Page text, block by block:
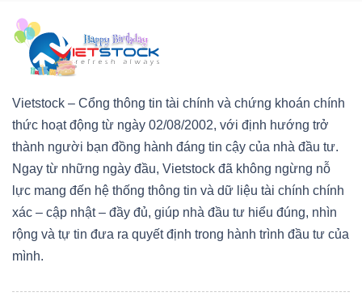
Vietstock – Cổng thông tin tài chính và chứng khoán chính
thức hoạt động từ ngày 02/08/2002, với định hướng trở
thành người bạn đồng hành đáng tin cậy của nhà đầu tư.
Ngay từ những ngày đầu, Vietstock đã không ngừng nỗ
lực mang đến hệ thống thông tin và dữ liệu tài chính chính
xác – cập nhật – đầy đủ, giúp nhà đầu tư hiểu đúng, nhìn
rộng và tự tin đưa ra quyết định trong hành trình đầu tư của
mình.